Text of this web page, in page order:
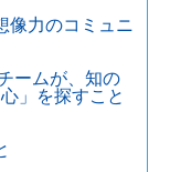
力のコミュニ
ームが、知の
」を探すこと